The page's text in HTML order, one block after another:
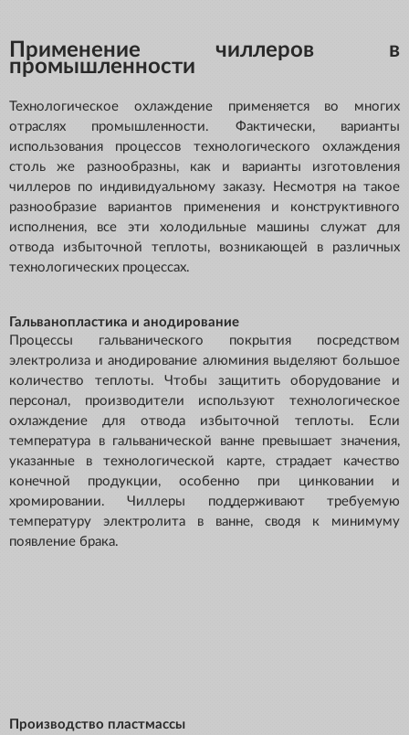
Применение чиллеров в
промышленности
Технологическое охлаждение применяется во многих
отраслях промышленности. Фактически, варианты
использования процессов технологического охлаждения
столь же разнообразны, как и варианты изготовления
чиллеров по индивидуальному заказу. Несмотря на такое
разнообразие вариантов применения и конструктивного
исполнения, все эти холодильные машины служат для
отвода избыточной теплоты, возникающей в различных
технологических процессах.
Гальванопластика и анодирование
Процессы гальванического покрытия посредством
электролиза и анодирование алюминия выделяют большое
количество теплоты. Чтобы защитить оборудование и
персонал, производители используют технологическое
охлаждение для отвода избыточной теплоты. Если
температура в гальванической ванне превышает значения,
указанные в технологической карте, страдает качество
конечной продукции, особенно при цинковании и
хромировании. Чиллеры поддерживают требуемую
температуру электролита в ванне, сводя к минимуму
появление брака.
Производство пластмассы